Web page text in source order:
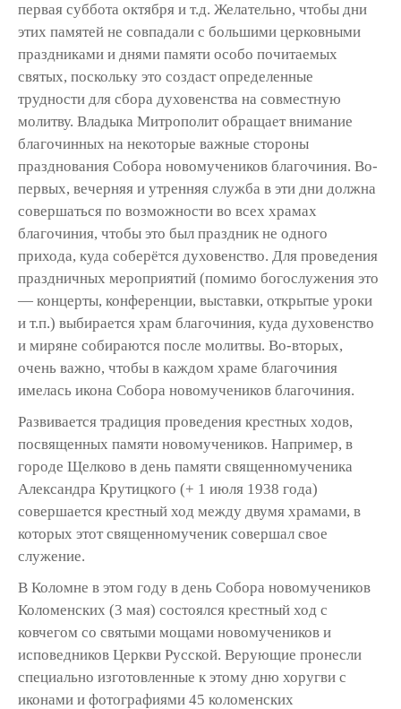
первая суббота октября и т.д. Желательно, чтобы дни
этих памятей не совпадали с большими церковными
праздниками и днями памяти особо почитаемых
святых, поскольку это создаст определенные
трудности для сбора духовенства на совместную
молитву. Владыка Митрополит обращает внимание
благочинных на некоторые важные стороны
празднования Собора новомучеников благочиния. Во-
первых, вечерняя и утренняя служба в эти дни должна
совершаться по возможности во всех храмах
благочиния, чтобы это был праздник не одного
прихода, куда соберётся духовенство. Для проведения
праздничных мероприятий (помимо богослужения это
— концерты, конференции, выставки, открытые уроки
и т.п.) выбирается храм благочиния, куда духовенство
и миряне собираются после молитвы. Во-вторых,
очень важно, чтобы в каждом храме благочиния
имелась икона Собора новомучеников благочиния.
Развивается традиция проведения крестных ходов,
посвященных памяти новомучеников. Например, в
городе Щелково в день памяти священномученика
Александра Крутицкого (+ 1 июля 1938 года)
совершается крестный ход между двумя храмами, в
которых этот священномученик совершал свое
служение.
В Коломне в этом году в день Собора новомучеников
Коломенских (3 мая) состоялся крестный ход с
ковчегом со святыми мощами новомучеников и
исповедников Церкви Русской. Верующие пронесли
специально изготовленные к этому дню хоругви с
иконами и фотографиями 45 коломенских